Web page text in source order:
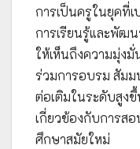
การเป็นครูในยุคที่เ
การเรียนรู้และพัฒ
ให้เห็นถึงความมุ่ง
ร่วมการอบรม สัมม
ต่อเติมในระดับสูง
เกี่ยวข้องกับการส
ศึกษาสมัยใหม่